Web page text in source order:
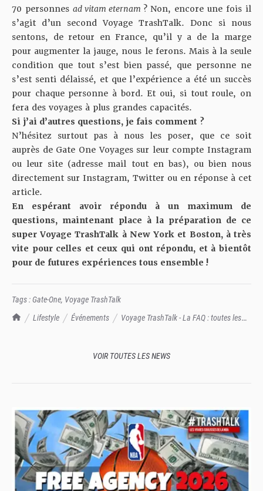
TrashTalk Actu NBA
Lifestyle Événements
Voyage TrashTalk - La FAQ : toutes les
70 personnes ad vitam eternam ? Non, encore une fois il
s’agit d’un second Voyage TrashTalk. Donc si nous
sentons, de retour en France, qu’il y a de la marge
pour augmenter la jauge, nous le ferons. Mais à la seule
condition que tout s’est bien passé, que personne ne
s’est senti délaissé, et que l’expérience a été un succès
pour chaque personne à bord. Et oui, si tout roule, on
fera des voyages à plus grandes capacités.
Si j’ai d’autres questions, je fais comment ?
N’hésitez surtout pas à nous les poser, que ce soit
auprès de Gate One Voyages sur leur compte Instagram
ou leur site (adresse mail tout en bas), ou bien nous
directement sur Instagram, Twitter ou en réponse à cet
article.
En espérant avoir répondu à un maximum de
questions, maintenant place à la préparation de ce
super Voyage TrashTalk à New York et Boston, à très
vite pour celles et ceux qui ont répondu, et à bientôt
pour de futures expériences tous ensemble !
Tags :Gate-One, Voyage TrashTalk
VOIR TOUTES LES NEWS